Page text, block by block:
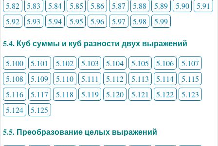
5.82
5.83 5.84 5.85 5.86 5.87 5.88 5.89 5.90
5.91
5.92
5.93 5.94 5.95 5.96 5.97 5.98 5.99
5.4. Куб суммы и куб разности двух выражений
5.100 5.101 5.102 5.103 5.104 5.105 5.106
5.107
5.108
5.109 5.110 5.111 5.112 5.113 5.114
5.115
5.116
5.117 5.118 5.119 5.120 5.121 5.122
5.123
5.124
5.125
5.5. Преобразование целых выражений